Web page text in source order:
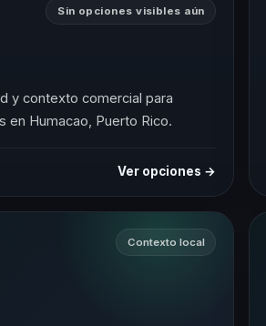
Sin opciones visibles aún
y contexto comercial para
en Humacao, Puerto Rico.
Ver opciones →
Contexto local